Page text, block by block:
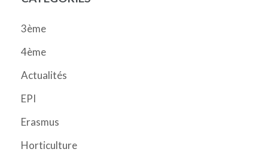
3ème
4ème
Actualités
EPI
Erasmus
Horticulture